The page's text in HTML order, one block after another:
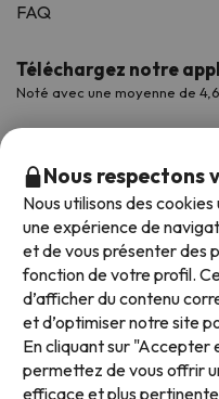
FAQ
Téléchargez notre
Noté avec une moyenne de
Modes de paiement
Nous respectons
Nous utilisons des
une expérience de
et de vous présenter des
fonction de votre profil.
d’afficher du contenu
et d’optimiser notre site
En cliquant sur "Accepter
permettez de vous offrir
efficace et plus